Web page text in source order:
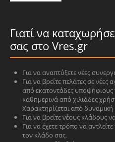
Γιατί να
σας στο Vres.gr
Για να αναπτύξετε νέες
Για να βρείτε πελάτες σε
από εκατοντάδες υποψήφιους
καθημερινά από χιλιάδες
Χαρακτηρίζεται από δυναμική
Για να βρείτε νέους κλάδους
Για να έχετε τρόπο να
τον κλάδο σας.